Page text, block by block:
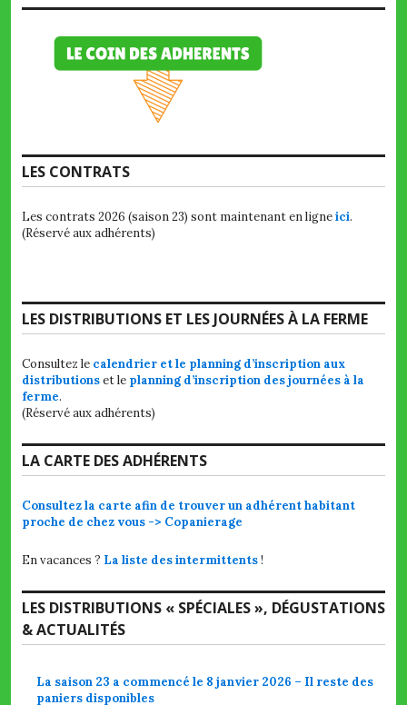
LES CONTRATS
Les contrats 2026 (saison 23) sont maintenant en ligneici.
(Réservé aux adhérents)
LES DISTRIBUTIONS ET LES JOURNÉES À LA FERME
Consultez le calendrier et le planning d’inscription aux
distributionset le planning d’inscription des journées à la
ferme.
(Réservé aux adhérents)
LA CARTE DES ADHÉRENTS
Consultez la carte afin de trouver un adhérent habitant
proche de chez vous -> Copanierage
En vacances ? La liste des intermittents!
LES DISTRIBUTIONS « SPÉCIALES », DÉGUSTATIONS
& ACTUALITÉS
La saison 23 a commencé le 8 janvier 2026 – Il reste des
paniers disponibles